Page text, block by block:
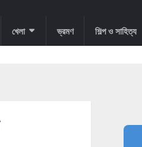
খেলা ভ্রমণ শিল্প ও সাহিত্য